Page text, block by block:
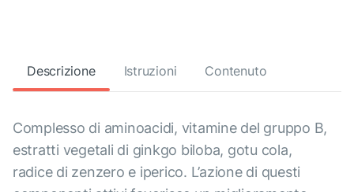
Descrizione Istruzioni Contenuto
Complesso di aminoacidi, vitamine del gruppo B,
estratti vegetali di ginkgo biloba, gotu cola,
radice di zenzero e iperico. L’azione di questi